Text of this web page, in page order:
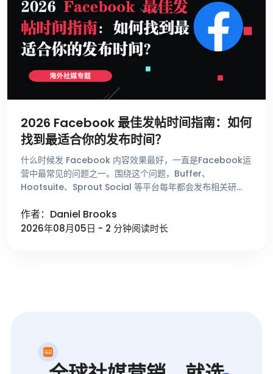
2026 Facebook 最佳发帖时间指南：如何
找到最适合你的发布时间？
什么时候发 Facebook 内容效果最好，一直是Facebook运
营中最常见的问题之一。围绕这个问题，Buffer、
Hootsuite、Sprout Social 等平台每年都会发布相关研
作者：Daniel Brooks
2026年08月05日 - 2 分钟阅读时长